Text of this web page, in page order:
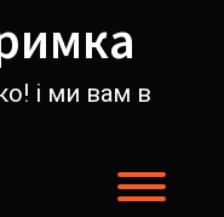
і ми вам в